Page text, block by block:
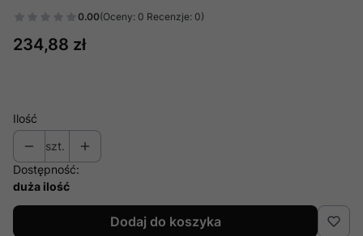
0.00(Oceny: 0 Recenzje: 0)
Cena
234,88 zł
Ilość
szt.
Dostępność:
duża ilość
Dodaj do koszyka